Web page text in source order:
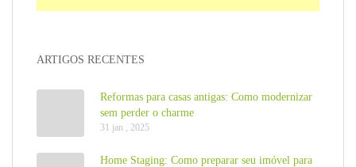
ARTIGOS RECENTES
Reformas para casas antigas: Como modernizar
sem perder o charme
31 jan , 2025
Home Staging: Como preparar seu imóvel para